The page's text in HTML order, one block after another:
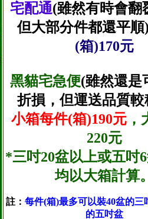
宅配通(雖然有時會翻
但大部分件都還平順)
(箱)170元
黑貓宅急便(雖然還是
折損，但運送品質較
小箱每件(箱)190元，
220元
*三吋20盆以上或五吋6
均以大箱計算。
註： 每件(箱)最多可以裝40盆的三
的五吋盆